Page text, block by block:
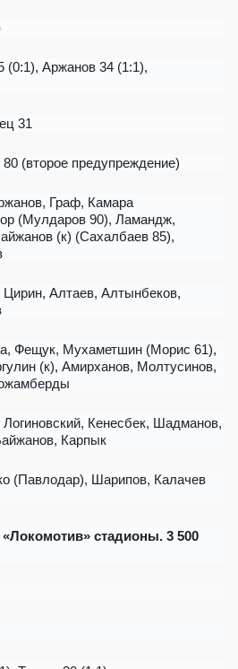
(0:1), Аржанов 34 (1:1),
31
80 (второе предупреждение)
Граф, Камара
(Мулдаров 90), Ламандж,
(к) (Сахалбаев 85),
Цирин, Алтаев, Алтынбеков,
Фещук, Мухаметшин (Морис 61),
(к), Амирханов, Молтусинов,
Логиновский, Кенесбек, Шадманов,
Карпык
(Павлодар), Шарипов, Калачев
стадионы. 3 500